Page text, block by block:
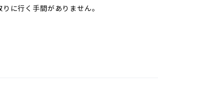
りに行く手間がありません。